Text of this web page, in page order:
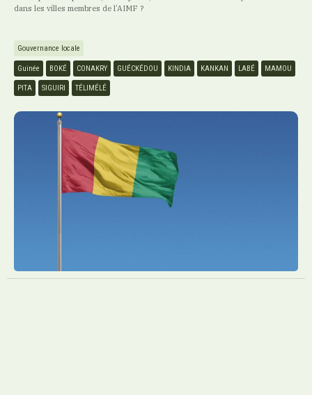
dans les villes membres de l’AIMF ?
Gouvernance locale
Guinée BOKÉ CONAKRY GUÉCKÉDOU KINDIA KANKAN LABÉ MAMOU
PITA SIGUIRI TÉLIMÉLÉ